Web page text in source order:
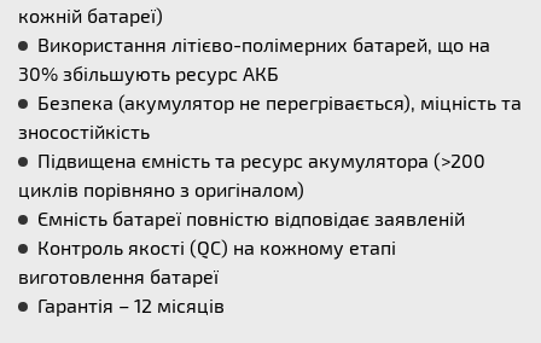
кожній батареї)
Використання літієво-полімерних батарей, що на
30% збільшують ресурс АКБ
Безпека (акумулятор не перегрівається), міцність та
зносостійкість
Підвищена ємність та ресурс акумулятора (>200
циклів порівняно з оригіналом)
Ємність батареї повністю відповідає заявленій
Контроль якості (QC) на кожному етапі
виготовлення батареї
Гарантія – 12 місяців